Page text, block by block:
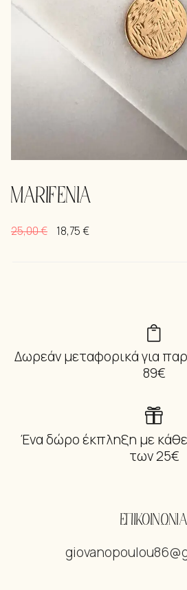
MARIFENIA
25,00€ 18,75€
Δωρεάν μεταφορικά για
89€
Ένα δώρο έκπληξη με
των 25€
ΕΠΙΚΟΙΝΩΝΙΑ